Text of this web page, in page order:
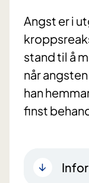
Angst er i
stand til å
når
han
finst